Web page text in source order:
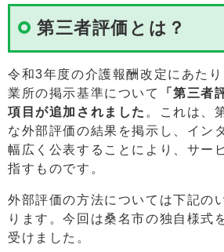
第三者評価とは？
令和3年度の介護報酬改定にあた
業所の掲示基準について
「第三者
項目が追加されました 。これは、
な外部評価の結果を掲示し、イン
幅広く公表することにより、サー
指すものです。
外部評価の方法については下記の
ります。今回は桑名市の独自様式
受けました。